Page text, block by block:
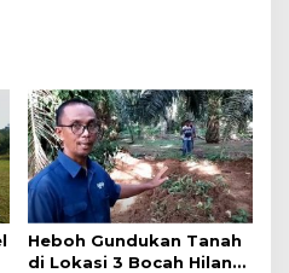
Heboh Gundukan Tanah
di Lokasi 3 Bocah Hilang